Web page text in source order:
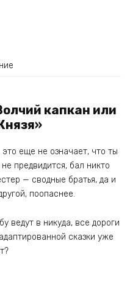
капкан или
еще не означает, что ты
предвидится, бал никто
— сводные братья, да и
поопаснее.
ведут в никуда, все дороги
сказки уже